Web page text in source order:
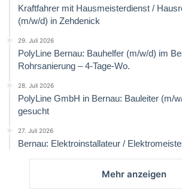
Kraftfahrer mit Hausmeisterdienst /
(m/w/d) in Zehdenick
29. Juli 2026
PolyLine Bernau: Bauhelfer (m/w/d) im
Rohrsanierung – 4-Tage-Wo.
28. Juli 2026
PolyLine GmbH in Bernau: Bauleiter (m/
gesucht
27. Juli 2026
Bernau: Elektroinstallateur /
Mehr anzeigen